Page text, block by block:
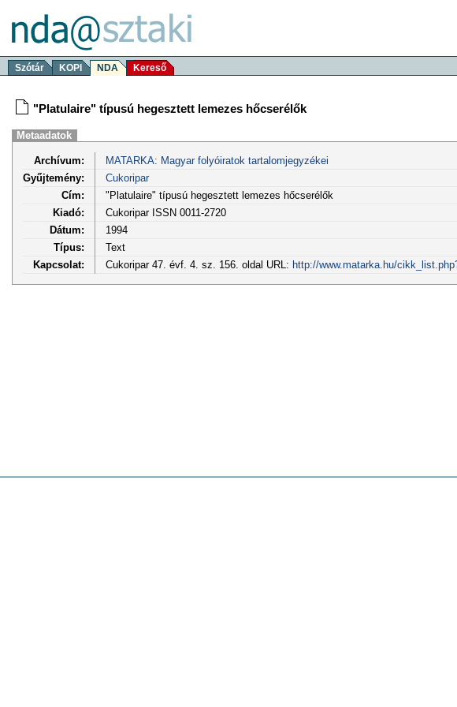
Szótár KOPI NDA Kereső
"Platulaire" típusú hegesztett lemezes hőcserélők
Metaadatok
Archívum:
MATARKA: Magyar folyóiratok tartalomjegyzékei
Gyűjtemény:
Cukoripar
Cím:
"Platulaire" típusú hegesztett lemezes hőcserélők
Kiadó:
Cukoripar ISSN 0011-2720
Dátum:
1994
Típus:
Text
Kapcsolat:
Cukoripar 47. évf. 4. sz. 156. oldal URL: http://www.matarka.hu/